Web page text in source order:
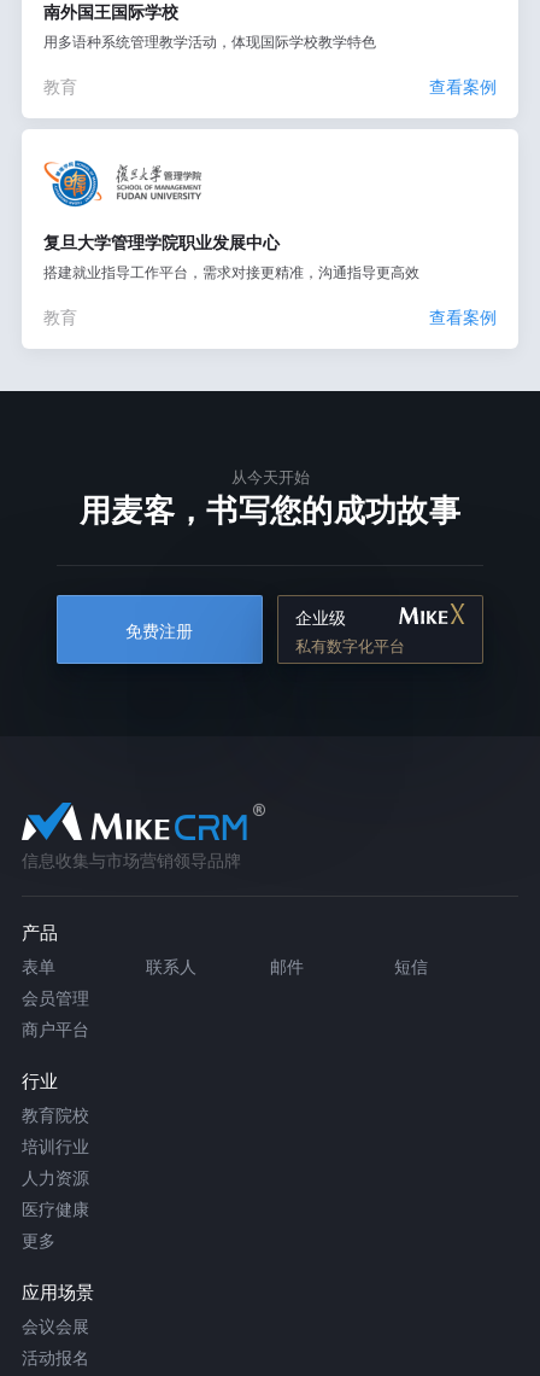
南外国王国际学校
用多语种系统管理教学活动，体现国际学校教学特色
教育 查看案例
复旦大学管理学院职业发展中心
搭建就业指导工作平台，需求对接更精准，沟通指导更高效
教育 查看案例
从今天开始
用麦客，书写您的成功故事
免费注册
企业级
私有数字化平台
信息收集与市场营销领导品牌
产品
表单 联系人 邮件
短信
会员管理
商户平台
行业
教育院校
培训行业
人力资源
医疗健康
更多
应用场景
会议会展
活动报名